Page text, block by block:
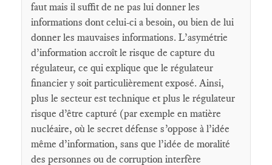
faut mais il suffit de ne pas lui donner les
informations dont celui-ci a besoin, ou bien de lui
donner les mauvaises informations. L’asymétrie
d’information accroît le risque de capture du
régulateur, ce qui explique que le régulateur
financier y soit particulièrement exposé. Ainsi,
plus le secteur est technique et plus le régulateur
risque d’être capturé (par exemple en matière
nucléaire, où le secret défense s’oppose à l’idée
même d’information, sans que l’idée de moralité
des personnes ou de corruption interfère